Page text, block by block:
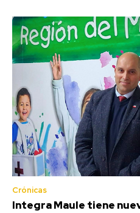
Crónicas
Integra Maule tiene